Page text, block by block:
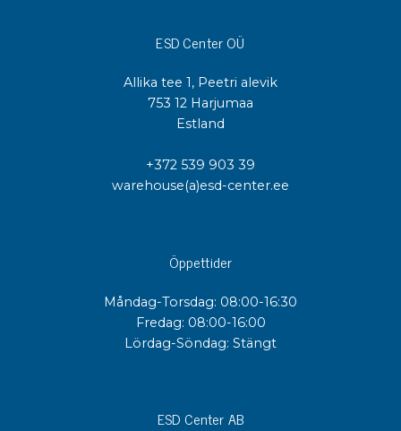
ESD Center OÜ
Allika tee 1, Peetri alevik
753 12 Harjumaa
Estland
+372 539 903 39
warehouse(a)esd-center.ee
Öppettider
Måndag-Torsdag: 08:00-16:30
Fredag: 08:00-16:00
Lördag-Söndag: Stängt
ESD Center AB